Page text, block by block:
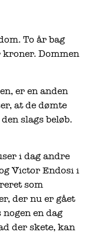
To år bag
kroner. Dommen
er en anden
at de dømte
slags beløb.
i dag andre
Victor Endosi i
som
der nu er gået
en dag
der skete, kan